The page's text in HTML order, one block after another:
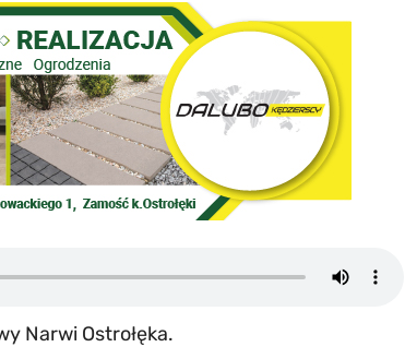
Narwi Ostrołęka.